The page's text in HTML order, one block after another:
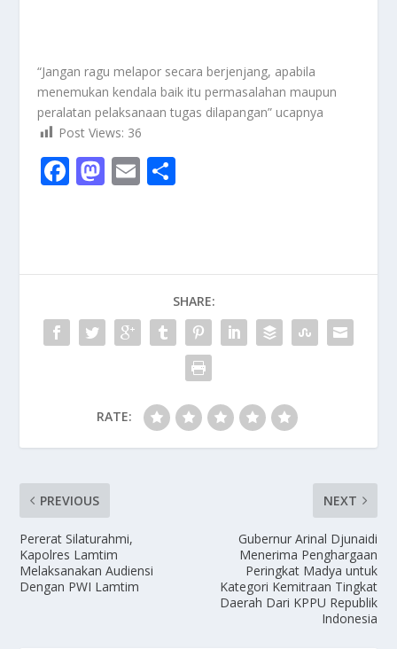
“Jangan ragu melapor secara berjenjang, apabila
menemukan kendala baik itu permasalahan maupun
peralatan pelaksanaan tugas dilapangan” ucapnya
Post Views: 36
F
o
o
k
M
o
n
E
SHARE:
RATE:
PREVIOUS
Pererat Silaturahmi,
Kapolres Lamtim
Melaksanakan Audiensi
Dengan PWI Lamtim
NEXT
Gubernur Arinal Djunaidi
Menerima Penghargaan
Peringkat Madya untuk
Kategori Kemitraan Tingkat
Daerah Dari KPPU Republik
Indonesia